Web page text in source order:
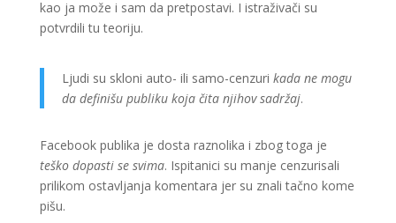
kao ja može i sam da pretpostavi. I istraživači su
potvrdili tu teoriju.
Ljudi su skloni auto- ili samo-cenzuri kada ne mogu
da definišu publiku koja čita njihov sadržaj.
Facebook publika je dosta raznolika i zbog toga je
teško dopasti se svima. Ispitanici su manje cenzurisali
prilikom ostavljanja komentara jer su znali tačno kome
pišu.